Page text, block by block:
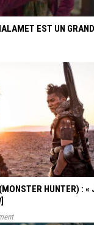
EST UN
HUNTER) : «